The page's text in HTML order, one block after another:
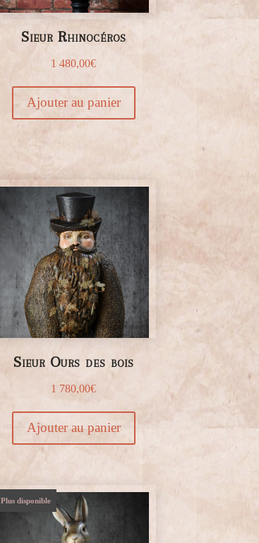
Sieur Rhinocéros
1 480,00€
Ajouter au panier
Sieur Ours des bois
1 780,00€
Ajouter au panier
Plus disponible